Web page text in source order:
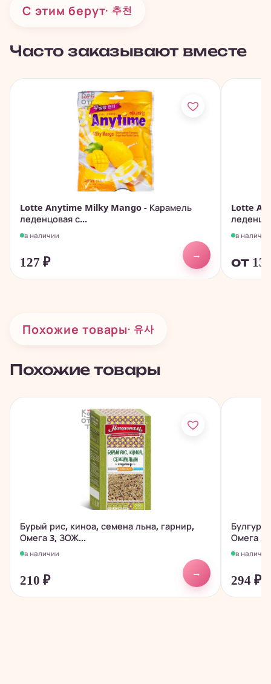
С этим берут· 추천
Часто заказывают вместе
Lotte Anytime Milky Mango - Карамель
леденцовая с...
в наличии
127 ₽
→
Lotte
в наличии
от
Похожие товары· 유사
Похожие товары
Бурый рис, киноа, семена льна, гарнир,
Омега 3, ЗОЖ...
в наличии
210 ₽
→
Булгур,
Омега
в наличии
294₽